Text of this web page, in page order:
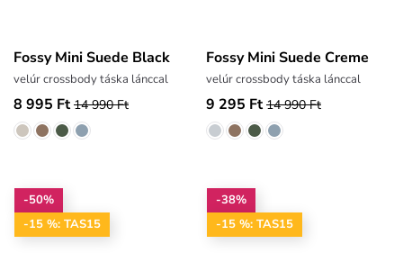
Fossy Mini Suede Black
velúr crossbody táska lánccal
8 995 Ft 14 990 Ft
Fossy Mini Suede Creme
velúr crossbody táska lánccal
9 295 Ft 14 990 Ft
-50%
-15 %: TAS15
-38%
-15 %: TAS15